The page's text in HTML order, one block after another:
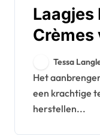
Laagjes
Crèmes
Tessa
Het aanbrengen van moisturizers in lagen is
een krachtige
herstellen...